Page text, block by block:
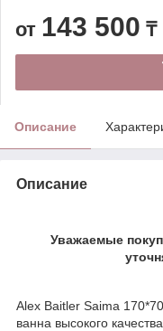
от 143 500 ₸
Описание
Описание
Уважаемые
Alex Baitler Saima
ванна высокого